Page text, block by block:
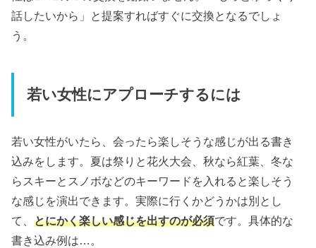
話したいから」と提案すればすぐに交換となるでしょ
う。
若い女性にアプローチするには
若い女性がいたら、会ったら楽しそうな感じが出る書き
込みをします。夏は祭りと花火大会、秋なら紅葉、冬な
らスキーとスノボなどのキーワードを入れると楽しそう
な感じを演出できます。実際に行くかどうかは別とし
て、とにかく楽しい感じを出すのが必須です。具体的な
書き込み例は…。